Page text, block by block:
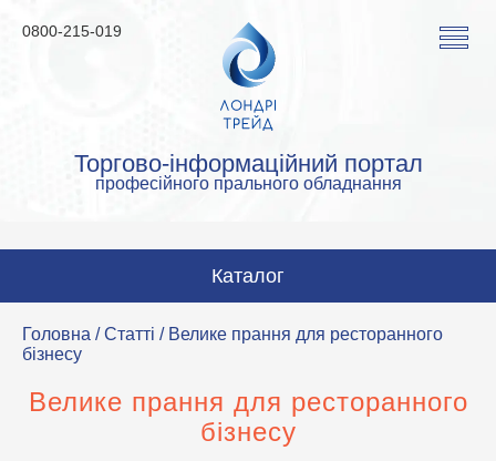
Торгово-інформаційний портал
професійного прального обладнання
0800-215-019
Каталог
Пральні машини
Сушильні машини
Прасувальні машини
Головна /Статті / Велике прання для ресторанного
бізнесу
Велике прання для ресторанного
бізнесу